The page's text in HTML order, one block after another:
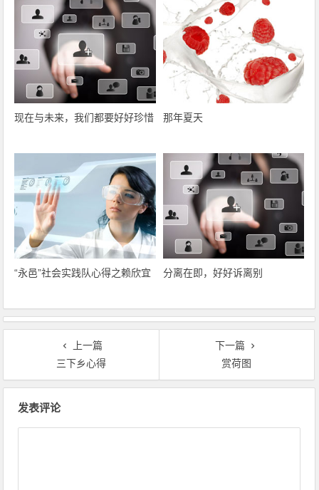
现在与未来，我们都要好好珍惜 那年夏天
“永邑”社会实践队心得之赖欣宜 分离在即，好好诉离别
上一篇
三下乡心得
下一篇
赏荷图
发表评论